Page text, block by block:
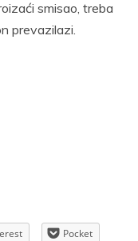
smisao, treba
prevazilazi.
Pocket